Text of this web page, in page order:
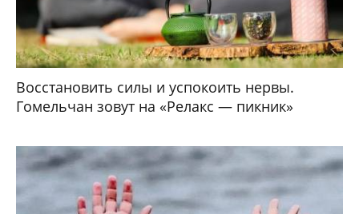
Восстановить силы и успокоить нервы.
Гомельчан зовут на «Релакс — пикник»